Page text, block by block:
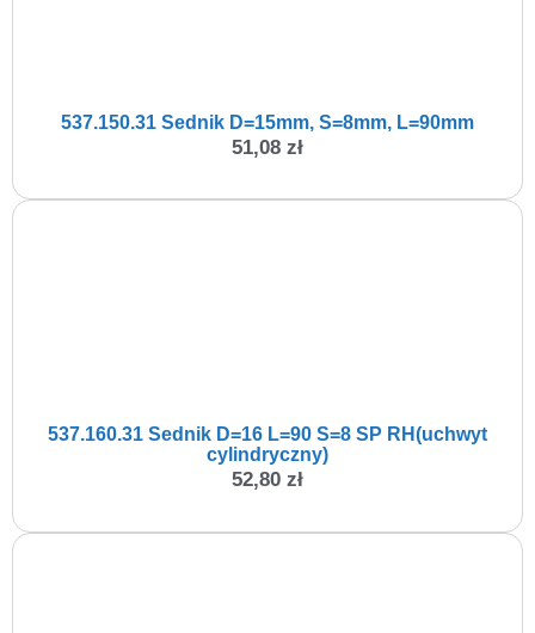
537.150.31 Sednik D=15mm, S=8mm, L=90mm
51,08 zł
537.160.31 Sednik D=16 L=90 S=8 SP RH(uchwyt
cylindryczny)
52,80 zł